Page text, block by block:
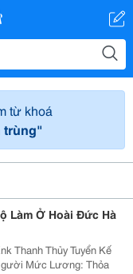
từ khoá
Làm Ở Hoài Đức Hà
Thủy Tuyển Kế